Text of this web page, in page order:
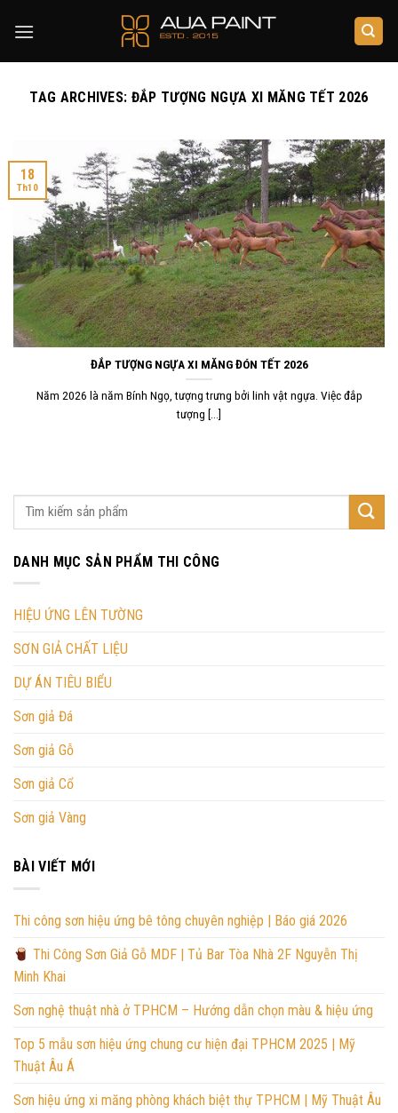
TAG ARCHIVES: ĐẮP TƯỢNG NGỰA XI MĂNG TẾT 2026
ĐẮP TƯỢNG NGỰA XI MĂNG ĐÓN TẾT 2026
Năm 2026 là năm Bính Ngọ, tượng trưng bởi linh vật ngựa. Việc đắp
tượng [...]
18
Th10
DANH MỤC SẢN PHẨM THI CÔNG
HIỆU ỨNG LÊN TƯỜNG
SƠN GIẢ CHẤT LIỆU
DỰ ÁN TIÊU BIỂU
Sơn giả Đá
Sơn giả Gỗ
Sơn giả Cổ
Sơn giả Vàng
BÀI VIẾT MỚI
Thi công sơn hiệu ứng bê tông chuyên nghiệp | Báo giá 2026
Thi Công Sơn Giả Gỗ MDF | Tủ Bar Tòa Nhà 2F Nguyễn Thị
Minh Khai
Sơn nghệ thuật nhà ở TPHCM – Hướng dẫn chọn màu & hiệu ứng
Top 5 mẫu sơn hiệu ứng chung cư hiện đại TPHCM 2025 | Mỹ
Thuật Âu Á
Sơn hiệu ứng xi măng phòng khách biệt thự TPHCM | Mỹ Thuật Âu